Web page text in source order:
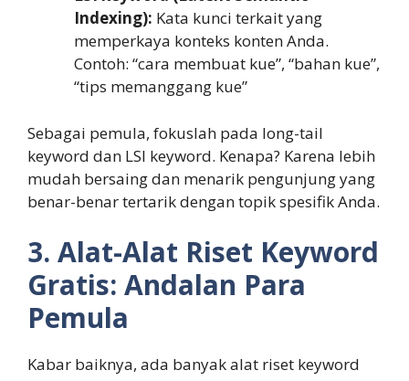
Indexing): Kata kunci terkait yang
memperkaya konteks konten Anda.
Contoh: “cara membuat kue”, “bahan kue”,
“tips memanggang kue”
Sebagai pemula, fokuslah pada long-tail
keyword dan LSI keyword. Kenapa? Karena lebih
mudah bersaing dan menarik pengunjung yang
benar-benar tertarik dengan topik spesifik Anda.
3. Alat-Alat Riset Keyword
Gratis: Andalan Para
Pemula
Kabar baiknya, ada banyak alat riset keyword